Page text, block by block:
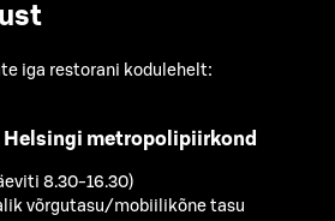
iga restorani kodulehelt:
Helsingi metropolipiirkond
8.30-16.30)
võrgutasu/mobiilikõne tasu